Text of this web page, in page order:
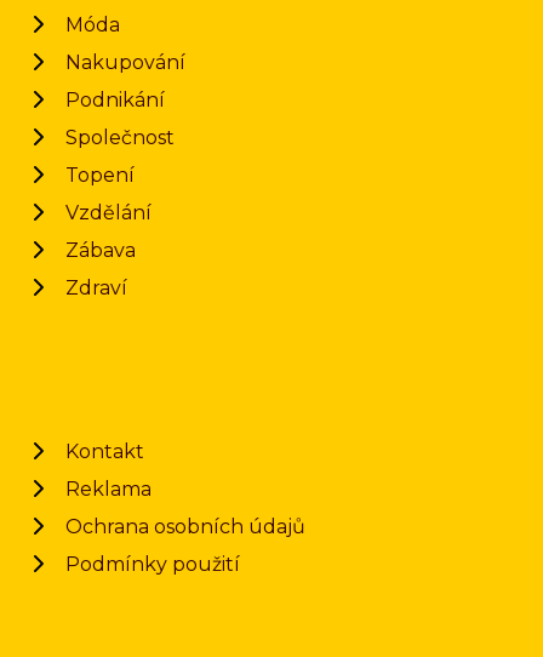
Móda
Nakupování
Podnikání
Společnost
Topení
Vzdělání
Zábava
Zdraví
Kontakt
Reklama
Ochrana osobních údajů
Podmínky použití